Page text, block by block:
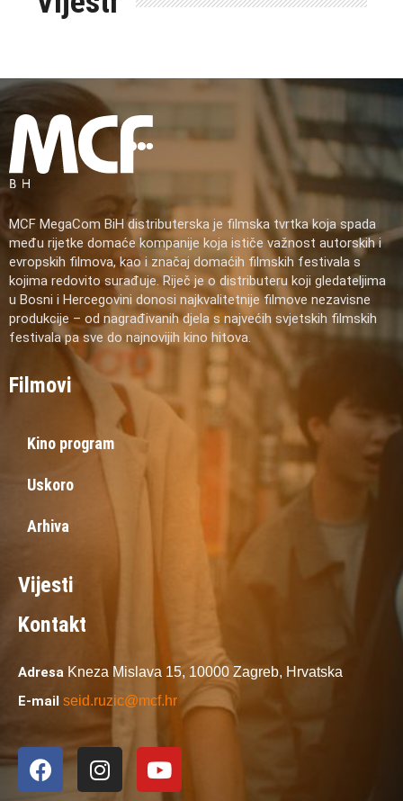
MCF MegaCom BiH distributerska je filmska tvrtka koja spada
među rijetke domaće kompanije koja ističe važnost autorskih i
evropskih filmova, kao i značaj domaćih filmskih festivala s
kojima redovito surađuje. Riječ je o distributeru koji gledateljima
u Bosni i Hercegovini donosi najkvalitetnije filmove nezavisne
produkcije – od nagrađivanih djela s najvećih svjetskih filmskih
festivala pa sve do najnovijih kino hitova.
Filmovi
Kino program
Uskoro
Arhiva
Vijesti
Kontakt
Adresa Kneza Mislava 15, 10000 Zagreb, Hrvatska
E-mail seid.ruzic@mcf.hr